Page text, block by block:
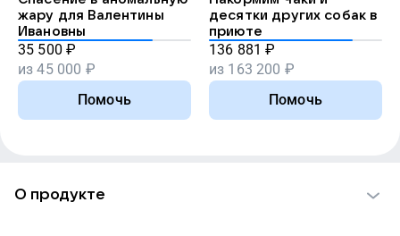
жару для Валентины
Ивановны
35 500 ₽
из45 000 ₽
Помочь
десятки других собак в
приюте
136 881 ₽
из 163 200 ₽
Помочь
О продукте